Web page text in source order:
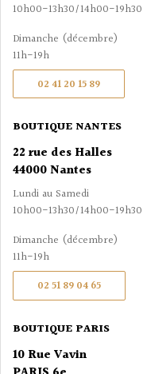
10h00-13h30/14h00-19h30
Dimanche (décembre)
11h-19h
02 41 20 15 89
BOUTIQUE NANTES
22 rue des Halles
44000 Nantes
Lundi au Samedi
10h00-13h30/14h00-19h30
Dimanche (décembre)
11h-19h
02 51 89 04 65
BOUTIQUE PARIS
10 Rue Vavin